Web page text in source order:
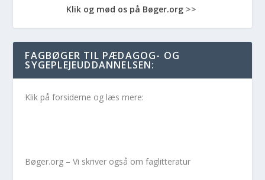
Klik og mød os på Bøger.org >>
FAGBØGER TIL PÆDAGOG- OG
SYGEPLEJEUDDANNELSEN:
Klik på forsiderne og læs mere:
Bøger.org – Vi skriver også om faglitteratur